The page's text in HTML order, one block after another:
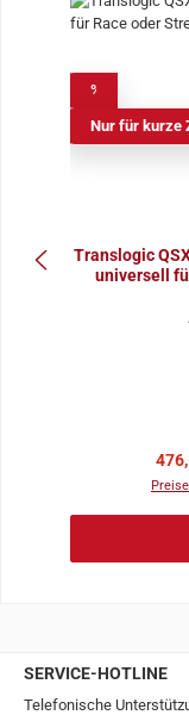
Nur für kurze
Translogic
universell
SERVICE-HOTLINE
Telefonische